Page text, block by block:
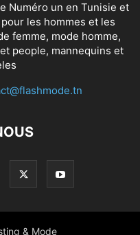
Numéro un en Tunisie et
les hommes et les
femme, mode homme,
people, mannequins et
& Mode